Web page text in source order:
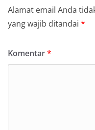
Alamat email Anda
yang wajib ditandai *
Komentar*